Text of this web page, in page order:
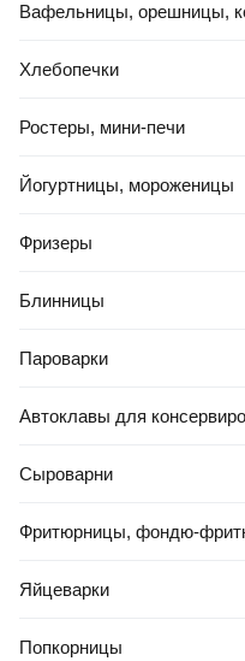
Вафельницы, орешницы,
Хлебопечки
Ростеры, мини-печи
Йогуртницы, мороженицы
Фризеры
Блинницы
Пароварки
Автоклавы для
Сыроварни
Фритюрницы, фондю-
Яйцеварки
Попкорницы